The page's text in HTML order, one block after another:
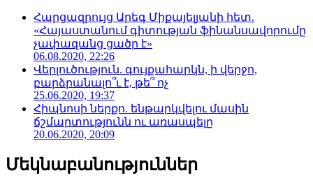
Հարցազրույց Արեգ Միքայելյանի հետ.
«Հայաստանում գիտության ֆինանսավորումը
չափազանց ցածր է»
06.08.2020, 22:26
Վերլուծություն. գույքահարկն, ի վերջո,
բարձրանալո՞ւ է, թե՞ ոչ
25.06.2020, 19:37
Հիպնոսի ներքո. ենթարկվելու մասին
ճշմարտությունն ու առասպելը
20.06.2020, 20:09
Մեկնաբանություններ